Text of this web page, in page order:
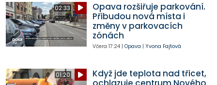
02:33
Opava rozšiřuje parkování.
Přibudou nová místa i
změny v parkovacích
zónách
Včera 17:24| Opava | Yvona Fajtová
01:20
Když jde teplota nad třicet,